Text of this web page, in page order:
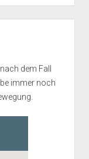
dem Fall
immer noch